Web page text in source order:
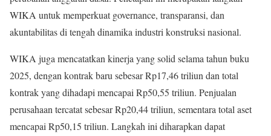
WIKA untuk memperkuat governance, transparansi, dan
akuntabilitas di tengah dinamika industri konstruksi nasional.
WIKA juga mencatatkan kinerja yang solid selama tahun buku
2025, dengan kontrak baru sebesar Rp17,46 triliun dan total
kontrak yang dihadapi mencapai Rp50,55 triliun. Penjualan
perusahaan tercatat sebesar Rp20,44 triliun, sementara total aset
mencapai Rp50,15 triliun. Langkah ini diharapkan dapat